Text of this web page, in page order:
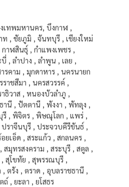
เทพมหานคร, บึงกาฬ ,
ท , ชัยภูมิ , จันทบุรี , เชียงใหม่
กาฬสินธุ์ , กำแพงเพชร ,
, ลำปาง , ลำพูน , เลย ,
คาม , มุกดาหาร , นครนายก
าชสีมา , นครสวรรค์ ,
ธิวาส , หนองบัวลำภู ,
นี , ปัตตานี , พังงา , พัทลุง ,
รี , พิจิตร , พิษณุโลก , แพร่ ,
ราจีนบุรี , ประจวบคีรีขันธ์ ,
ยเอ็ด , สระแก้ว , สกลนคร ,
สมุทรสงคราม , สระบุรี , สตูล ,
, สุโขทัย , สุพรรณบุรี ,
ตรัง , ตราด , อุบลราชธานี ,
, ยะลา , ยโสธร